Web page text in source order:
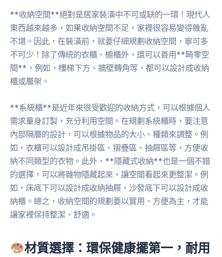
**收納空間**絕對是居家裝潢中不可或缺的一環！現代人
東西越來越多，如果收納空間不足，家裡很容易變得雜亂
不堪。因此，在裝潢前，就要仔細規劃收納空間，寧可多
不可少！除了傳統的衣櫃、櫥櫃外，還可以善用**畸零空
間**，例如，樓梯下方、牆壁轉角等，都可以設計成收納
櫃或層架。
**系統櫃**是近年來很受歡迎的收納方式，可以根據個人
需求量身訂製，充分利用空間。在規劃系統櫃時，要注意
內部隔層的設計，可以根據物品的大小、種類來調整。例
如，衣櫃可以設計成吊掛區、摺疊區、抽屜區等，方便收
納不同類型的衣物。此外，**隱藏式收納**也是一個不錯
的選擇，可以將雜物隱藏起來，讓空間看起來更整潔。例
如，床底下可以設計成收納抽屜，沙發底下可以設計成收
納櫃。總之，收納空間的規劃要以實用、方便為主，才能
讓家裡保持整潔、舒適。
材質選擇：環保健康擺第一，耐用